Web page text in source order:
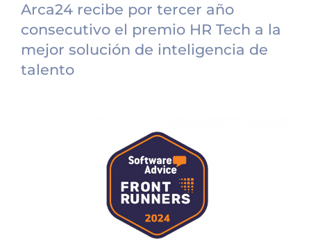
Arca24 recibe por tercer año
consecutivo el premio HR Tech a la
mejor solución de inteligencia de
talento